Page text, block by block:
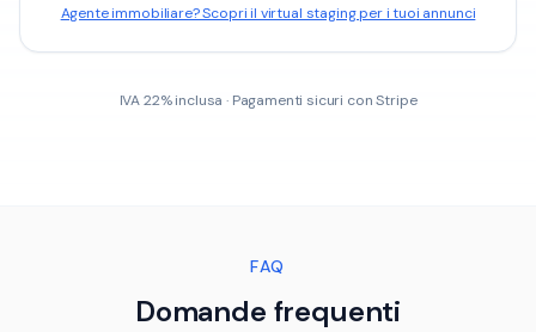
Agente immobiliare? Scopri il virtual staging per i tuoi annunci
IVA 22% inclusa · Pagamenti sicuri con Stripe
FAQ
Domande frequenti